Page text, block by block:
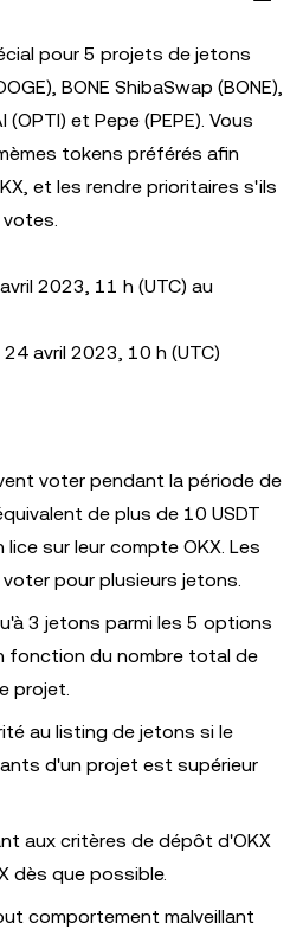
pour 5 projets de jetons
BONE ShibaSwap (BONE),
(OPTI) et Pepe (PEPE). Vous
tokens préférés afin
et les rendre prioritaires s'ils
2023, 11 h (UTC) au
avril 2023, 10 h (UTC)
voter pendant la période de
de plus de 10 USDT
sur leur compte OKX. Les
pour plusieurs jetons.
3 jetons parmi les 5 options
fonction du nombre total de
projet.
au listing de jetons si le
d'un projet est supérieur
aux critères de dépôt d'OKX
dès que possible.
comportement malveillant